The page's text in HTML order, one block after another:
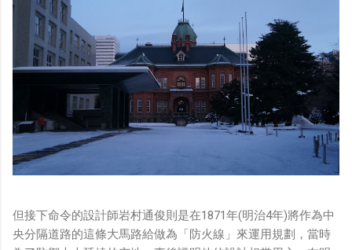
但接下命令的設計師岩村通俊則是在1871年(明治4年)將作為中
央分隔道路的這條大馬路給做為「防火線」來運用規劃，當時